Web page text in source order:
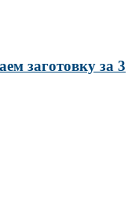
заготовку за 3